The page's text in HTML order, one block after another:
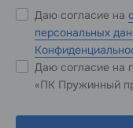
Даю согласие на
персональных
Даю согласие на
«ПК Пружинный